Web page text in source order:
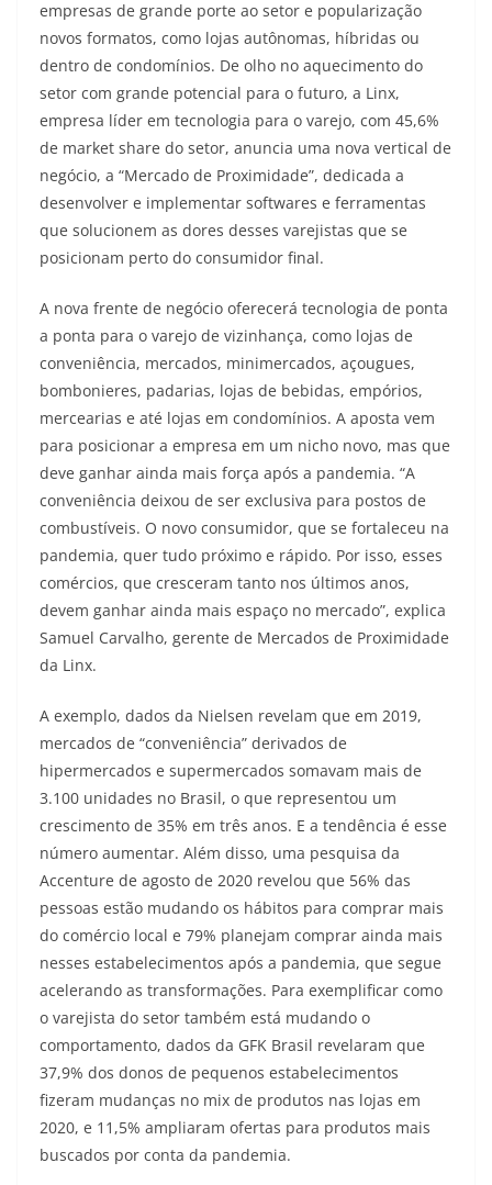
empresas de grande porte ao setor e popularização
novos formatos, como lojas autônomas, híbridas ou
dentro de condomínios. De olho no aquecimento do
setor com grande potencial para o futuro, a Linx,
empresa líder em tecnologia para o varejo, com 45,6%
de market share do setor, anuncia uma nova vertical de
negócio, a “Mercado de Proximidade”, dedicada a
desenvolver e implementar softwares e ferramentas
que solucionem as dores desses varejistas que se
posicionam perto do consumidor final.
A nova frente de negócio oferecerá tecnologia de ponta
a ponta para o varejo de vizinhança, como lojas de
conveniência, mercados, minimercados, açougues,
bombonieres, padarias, lojas de bebidas, empórios,
mercearias e até lojas em condomínios. A aposta vem
para posicionar a empresa em um nicho novo, mas que
deve ganhar ainda mais força após a pandemia. “A
conveniência deixou de ser exclusiva para postos de
combustíveis. O novo consumidor, que se fortaleceu na
pandemia, quer tudo próximo e rápido. Por isso, esses
comércios, que cresceram tanto nos últimos anos,
devem ganhar ainda mais espaço no mercado”, explica
Samuel Carvalho, gerente de Mercados de Proximidade
da Linx.
A exemplo, dados da Nielsen revelam que em 2019,
mercados de “conveniência” derivados de
hipermercados e supermercados somavam mais de
3.100 unidades no Brasil, o que representou um
crescimento de 35% em três anos. E a tendência é esse
número aumentar. Além disso, uma pesquisa da
Accenture de agosto de 2020 revelou que 56% das
pessoas estão mudando os hábitos para comprar mais
do comércio local e 79% planejam comprar ainda mais
nesses estabelecimentos após a pandemia, que segue
acelerando as transformações. Para exemplificar como
o varejista do setor também está mudando o
comportamento, dados da GFK Brasil revelaram que
37,9% dos donos de pequenos estabelecimentos
fizeram mudanças no mix de produtos nas lojas em
2020, e 11,5% ampliaram ofertas para produtos mais
buscados por conta da pandemia.